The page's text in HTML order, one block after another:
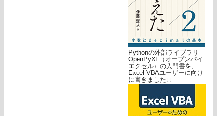
Pythonの外部ライブラリ
OpenPyXL（オープンパイ
エクセル）の入門書を、
Excel VBAユーザーに向け
に書きました↓↓